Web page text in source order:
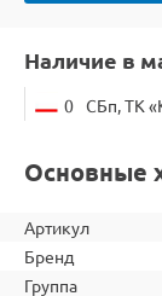
Наличие в
0 СБп, ТК
Основные
Артикул
Бренд
Группа